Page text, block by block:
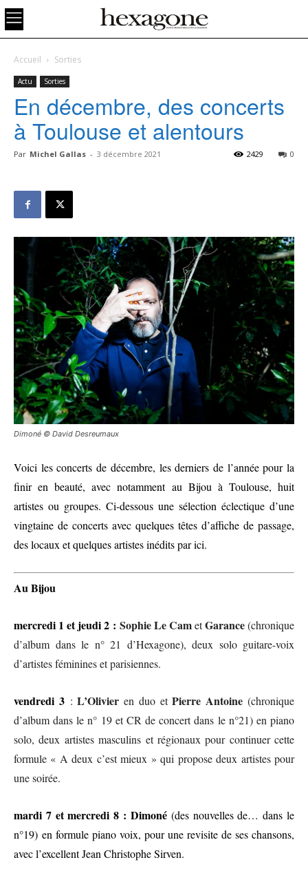
Accueil Sorties
Actu Sorties
En décembre, des concerts
à Toulouse et alentours
Par Michel Gallas - 3 décembre 2021 0
2429
Dimoné © David Desreumaux
Voici les concerts de décembre, les derniers de l’année pour la
finir en beauté, avec notamment au Bijou à Toulouse, huit
artistes ou groupes. Ci-dessous une sélection éclectique d’une
vingtaine de concerts avec quelques têtes d’affiche de passage,
des locaux et quelques artistes inédits par ici.
Au Bijou
mercredi 1 et jeudi 2 : Sophie Le CametGarance(chronique
d’album dans le n° 21 d’Hexagone), deux solo guitare-voix
d’artistes féminines et parisiennes.
vendredi 3 :L’Olivier en duo etPierre Antoine(chronique
d’album dans le n° 19 et CR de concert dans le n°21) en piano
solo, deux artistes masculins et régionaux pour continuer cette
formule « A deux c’est mieux » qui propose deux artistes pour
une soirée.
mardi 7 et mercredi 8 : Dimoné (des nouvelles de… dans le
n°19) en formule piano voix, pour une revisite de ses chansons,
avec l’excellent Jean Christophe Sirven.